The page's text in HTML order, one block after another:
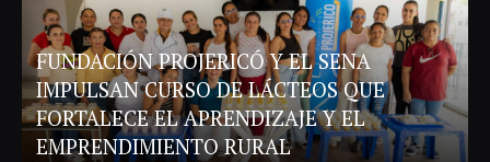
FUNDACIÓN PROJERICÓ Y EL SENA
IMPULSAN CURSO DE LÁCTEOS QUE
FORTALECE EL APRENDIZAJE Y EL
EMPRENDIMIENTO RURAL